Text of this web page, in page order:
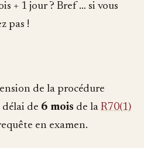
+ 1 jour ? Bref … si vous
pas !
de la procédure
de 6 mois de la R70(1)
en examen.